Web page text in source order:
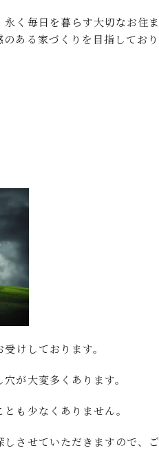
く毎日を暮らす大切なお住ま
ある家づくりを目指しており
受けしております。
が大変多くあります。
も少なくありません。
させていただきますので、ご